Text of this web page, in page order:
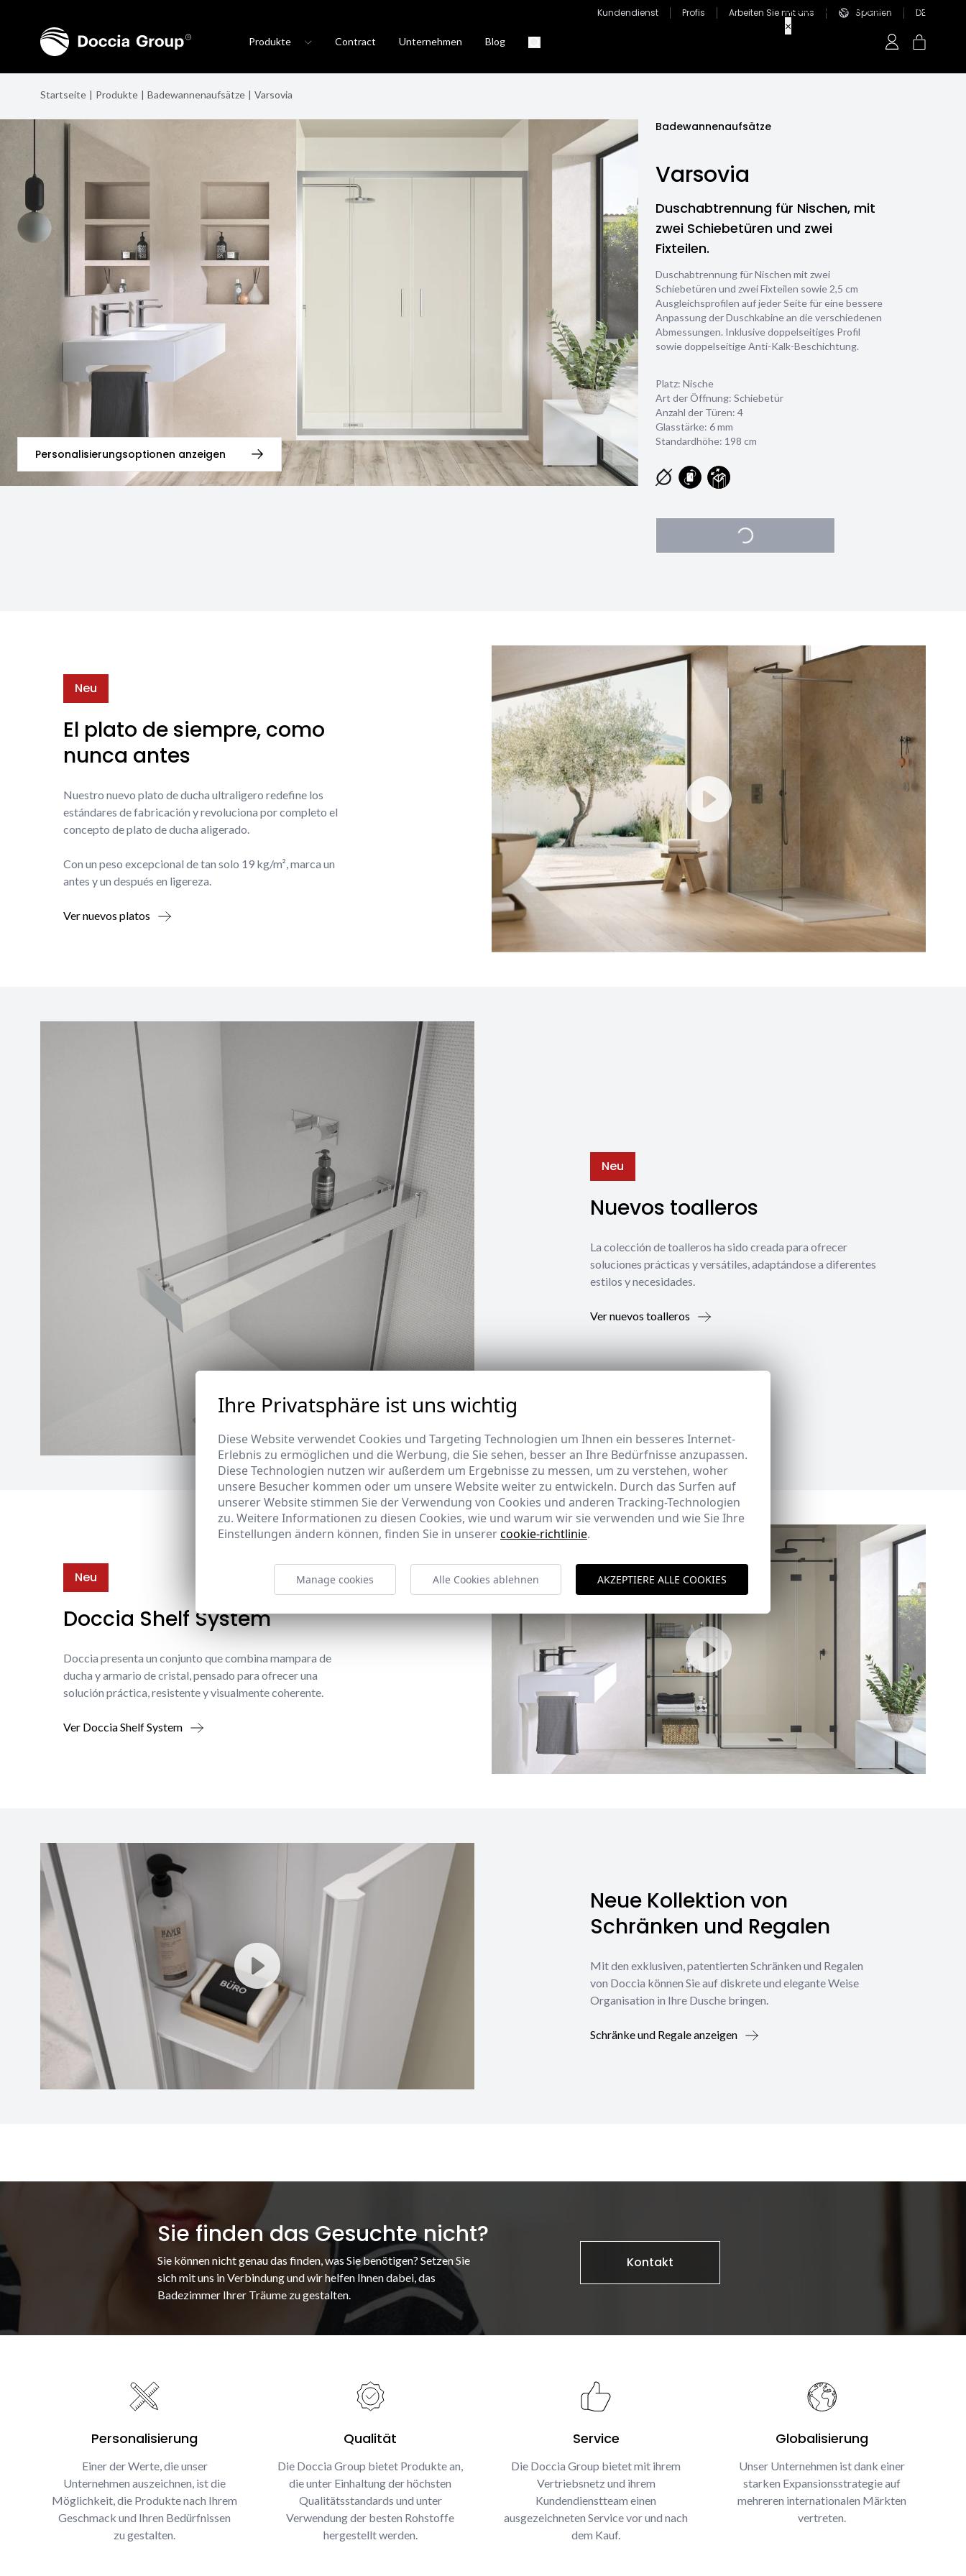
Kundendienst Profis Arbeiten Sie mit uns Spanien DE
Produkte Contract Unternehmen Blog
Startseite Produkte Badewannenaufsätze Varsovia
Personalisierungsoptionen anzeigen
Badewannenaufsätze
Varsovia
Duschabtrennung für Nischen, mit
zwei Schiebetüren und zwei
Fixteilen.
Duschabtrennung für Nischen mit zwei
Schiebetüren und zwei Fixteilen sowie 2,5 cm
Ausgleichsprofilen auf jeder Seite für eine bessere
Anpassung der Duschkabine an die verschiedenen
Abmessungen. Inklusive doppelseitiges Profil
sowie doppelseitige Anti-Kalk-Beschichtung.
Platz: Nische
Art der Öffnung: Schiebetür
Anzahl der Türen: 4
Glasstärke: 6 mm
Standardhöhe: 198 cm
Neu
El plato de siempre, como
nunca antes
Nuestro nuevo plato de ducha ultraligero redefine los
estándares de fabricación y revoluciona por completo el
concepto de plato de ducha aligerado.
Con un peso excepcional de tan solo 19 kg/m², marca un
antes y un después en ligereza.
Ver nuevos platos
Neu
Nuevos toalleros
La colección de toalleros ha sido creada para ofrecer
soluciones prácticas y versátiles, adaptándose a diferentes
estilos y necesidades.
Ver nuevos toalleros
Neu
Doccia Shelf System
Doccia presenta un conjunto que combina mampara de
ducha y armario de cristal, pensado para ofrecer una
solución práctica, resistente y visualmente coherente.
Ver Doccia Shelf System
Neue Kollektion von
Schränken und Regalen
Mit den exklusiven, patentierten Schränken und Regalen
von Doccia können Sie auf diskrete und elegante Weise
Organisation in Ihre Dusche bringen.
Schränke und Regale anzeigen
Sie finden das Gesuchte nicht?
Sie können nicht genau das finden, was Sie benötigen? Setzen Sie
sich mit uns in Verbindung und wir helfen Ihnen dabei, das
Badezimmer Ihrer Träume zu gestalten.
Kontakt
Personalisierung
Einer der Werte, die unser
Unternehmen auszeichnen, ist die
Möglichkeit, die Produkte nach Ihrem
Geschmack und Ihren Bedürfnissen
zu gestalten.
Qualität
Die Doccia Group bietet Produkte an,
die unter Einhaltung der höchsten
Qualitätsstandards und unter
Verwendung der besten Rohstoffe
hergestellt werden.
Service
Die Doccia Group bietet mit ihrem
Vertriebsnetz und ihrem
Kundendienstteam einen
ausgezeichneten Service vor und nach
dem Kauf.
Globalisierung
Unser Unternehmen ist dank einer
starken Expansionsstrategie auf
mehreren internationalen Märkten
vertreten.
Ihre Privatsphäre ist uns wichtig
Diese Website verwendet Cookies und Targeting Technologien um Ihnen ein besseres Internet-
Erlebnis zu ermöglichen und die Werbung, die Sie sehen, besser an Ihre Bedürfnisse anzupassen.
Diese Technologien nutzen wir außerdem um Ergebnisse zu messen, um zu verstehen, woher
unsere Besucher kommen oder um unsere Website weiter zu entwickeln. Durch das Surfen auf
unserer Website stimmen Sie der Verwendung von Cookies und anderen Tracking-Technologien
zu. Weitere Informationen zu diesen Cookies, wie und warum wir sie verwenden und wie Sie Ihre
Einstellungen ändern können, finden Sie in unserercookie-richtlinie.
Manage cookies Alle Cookies ablehnen AKZEPTIERE ALLE COOKIES